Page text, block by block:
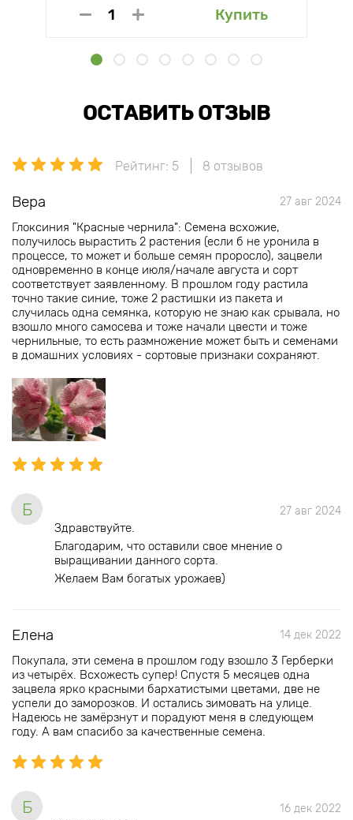
Купить
ОСТАВИТЬ ОТЗЫВ
Рейтинг: 5 8 отзывов
Вера 27 авг 2024
Глоксиния "Красные чернила": Семена всхожие,
получилось вырастить 2 растения (если б не уронила в
процессе, то может и больше семян проросло), зацвели
одновременно в конце июля/начале августа и сорт
соответствует заявленному. В прошлом году растила
точно такие синие, тоже 2 растишки из пакета и
случилась одна семянка, которую не знаю как срывала, но
взошло много самосева и тоже начали цвести и тоже
чернильные, то есть размножение может быть и семенами
в домашних условиях - сортовые признаки сохраняют.
Б 27 авг 2024
Здравствуйте.
Благодарим, что оставили свое мнение о
выращивании данного сорта.
Желаем Вам богатых урожаев)
Елена 14 дек 2022
Покупала, эти семена в прошлом году взошло 3 Герберки
из четырëх. Всхожесть супер! Спустя 5 месяцев одна
зацвела ярко красными бархатистыми цветами, две не
успели до заморозков. И остались зимовать на улице.
Надеюсь не замëрзнут и порадуют меня в следующем
году. А вам спасибо за качественные семена.
Б 16 дек 2022